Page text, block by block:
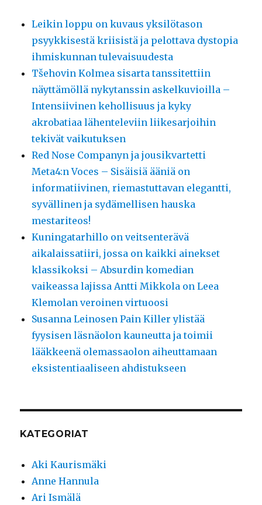
Leikin loppu on kuvaus yksilötason
psyykkisestä kriisistä ja pelottava dystopia
ihmiskunnan tulevaisuudesta
Tšehovin Kolmea sisarta tanssitettiin
näyttämöllä nykytanssin askelkuvioilla –
Intensiivinen kehollisuus ja kyky
akrobatiaa lähenteleviin liikesarjoihin
tekivät vaikutuksen
Red Nose Companyn ja jousikvartetti
Meta4:n Voces – Sisäisiä ääniä on
informatiivinen, riemastuttavan elegantti,
syvällinen ja sydämellisen hauska
mestariteos!
Kuningatarhillo on veitsenterävä
aikalaissatiiri, jossa on kaikki ainekset
klassikoksi – Absurdin komedian
vaikeassa lajissa Antti Mikkola on Leea
Klemolan veroinen virtuoosi
Susanna Leinosen Pain Killer ylistää
fyysisen läsnäolon kauneutta ja toimii
lääkkeenä olemassaolon aiheuttamaan
eksistentiaaliseen ahdistukseen
KATEGORIAT
Aki Kaurismäki
Anne Hannula
Ari Ismälä